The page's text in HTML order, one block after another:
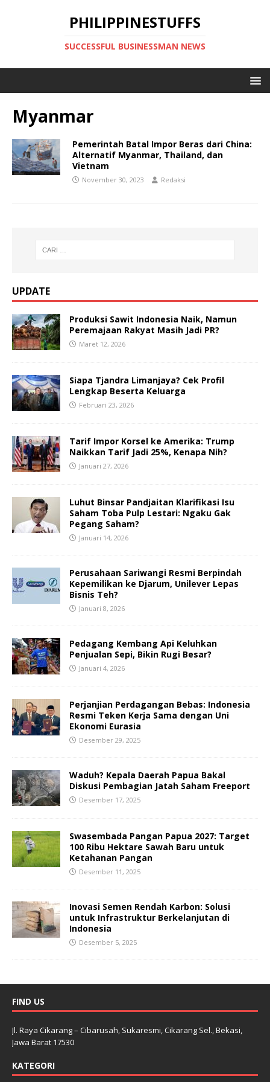
PHILIPPINESTUFFS
SUCCESSFUL BUSINESSMAN NEWS
Myanmar
Pemerintah Batal Impor Beras dari China:
Alternatif Myanmar, Thailand, dan
Vietnam
November 30, 2023 Redaksi
UPDATE
Produksi Sawit Indonesia Naik, Namun
Peremajaan Rakyat Masih Jadi PR?
Maret 12, 2026
Siapa Tjandra Limanjaya? Cek Profil
Lengkap Beserta Keluarga
Februari 23, 2026
Tarif Impor Korsel ke Amerika: Trump
Naikkan Tarif Jadi 25%, Kenapa Nih?
Januari 27, 2026
Luhut Binsar Pandjaitan Klarifikasi Isu
Saham Toba Pulp Lestari: Ngaku Gak
Pegang Saham?
Januari 14, 2026
Perusahaan Sariwangi Resmi Berpindah
Kepemilikan ke Djarum, Unilever Lepas
Bisnis Teh?
Januari 8, 2026
Pedagang Kembang Api Keluhkan
Penjualan Sepi, Bikin Rugi Besar?
Januari 4, 2026
Perjanjian Perdagangan Bebas: Indonesia
Resmi Teken Kerja Sama dengan Uni
Ekonomi Eurasia
Desember 29, 2025
Waduh? Kepala Daerah Papua Bakal
Diskusi Pembagian Jatah Saham Freeport
Desember 17, 2025
Swasembada Pangan Papua 2027: Target
100 Ribu Hektare Sawah Baru untuk
Ketahanan Pangan
Desember 11, 2025
Inovasi Semen Rendah Karbon: Solusi
untuk Infrastruktur Berkelanjutan di
Indonesia
Desember 5, 2025
FIND US
Jl. Raya Cikarang – Cibarusah, Sukaresmi, Cikarang Sel., Bekasi,
Jawa Barat 17530
KATEGORI